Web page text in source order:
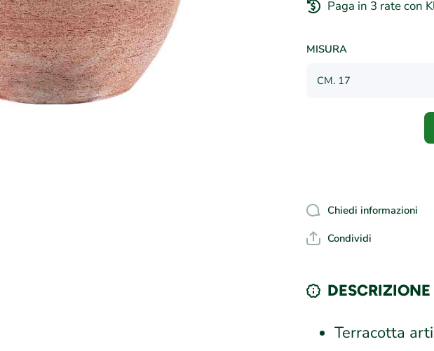
Paga in 3 rate con
MISURA
Chiedi informazioni
Condividi
DESCRIZIONE
Terracotta